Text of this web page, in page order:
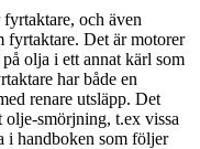
och även
fyrtaktare. Det är motorer
olja i ett annat kärl som
har både en
renare utsläpp. Det
olje-smörjning, t.ex vissa
i handboken som följer